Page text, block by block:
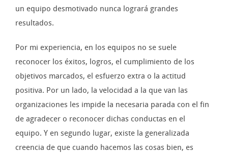
un equipo desmotivado nunca logrará grandes
resultados.
Por mi experiencia, en los equipos no se suele
reconocer los éxitos, logros, el cumplimiento de los
objetivos marcados, el esfuerzo extra o la actitud
positiva. Por un lado, la velocidad a la que van las
organizaciones les impide la necesaria parada con el fin
de agradecer o reconocer dichas conductas en el
equipo. Y en segundo lugar, existe la generalizada
creencia de que cuando hacemos las cosas bien, es